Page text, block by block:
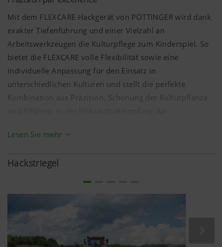
Mit dem FLEXCARE Hackgerät von PÖTTINGER wird dank
exakter Tiefenführung und einer Vielzahl an
Arbeitswerkzeugen die Kulturpflege zum Kinderspiel. So
bietet die FLEXCARE volle Flexibilität sowie eine
individuelle Anpassung für den Einsatz in
unterschiedlichen Kulturen und stellt die perfekte
Kombination aus Präzision, Schonung der Kulturpflanze
Das FLEXCARE Hackgerät steht für höchste Präzision an
jeweiligen Bedingungen und Kulturpflanzen einstellbar.
Neben verschiedenen Scharoptionen stehen auch
unterschiedliche Nachlaufwerkzeuge zur Auswahl.
Für ein perfektes Einzugsverhalten unter schwierigen
Bedingungen kann der Auflagedruck aller Werkzeuge
optional hydraulisch verstellt werden.
Lesen Sie mehr
Hackstriegel